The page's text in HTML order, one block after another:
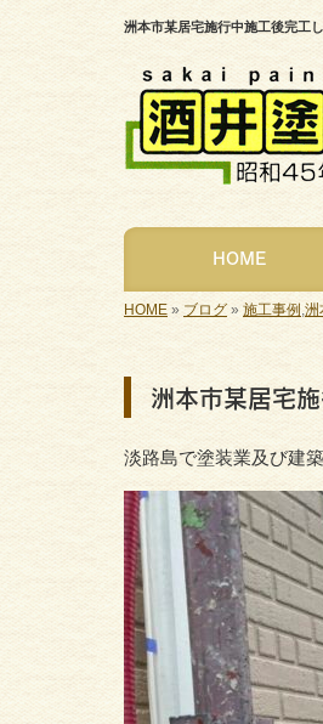
洲本市某居宅施行中施工後完工
HOME
HOME » ブログ » 施工事例,洲
洲本市某居宅
淡路島で塗装業及び建